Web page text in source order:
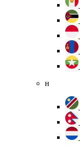
н